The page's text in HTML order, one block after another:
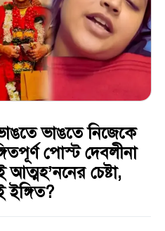
ভাঙতে নিজেকে
পোস্ট দেবলীনা
চেষ্টা,